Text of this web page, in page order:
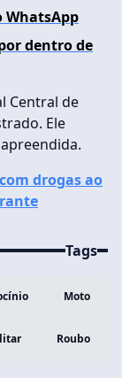
WhatsApp
dentro de
Central de
Ele
drogas ao
Tags
Moto
Roubo